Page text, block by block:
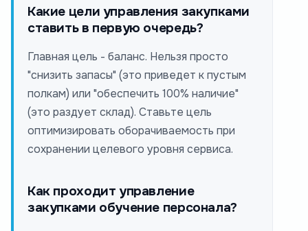
Какие цели управления закупками
ставить в первую очередь?
Главная цель - баланс. Нельзя просто
"снизить запасы" (это приведет к пустым
полкам) или "обеспечить 100% наличие"
(это раздует склад). Ставьте цель
оптимизировать оборачиваемость при
сохранении целевого уровня сервиса.
Как проходит управление
закупками обучение персонала?